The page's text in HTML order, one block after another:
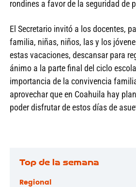
rondines a favor de la seguridad de
El Secretario invitó a los docentes,
familia, niñas, niños, las y los
estas vacaciones, descansar para
ánimo a la parte final del ciclo
importancia de la convivencia
aprovechar que en Coahuila hay
poder disfrutar de estos días de
Top de la semana
Regional